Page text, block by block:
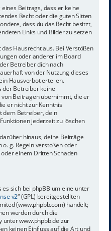
Beitrags, dass er keine
Recht oder die guten Sitten
dass du das Recht besitzt,
Links und Bilder zu setzen
Hausrecht aus. Bei Verstößen
oder anderer im Board
Betreiber dich nach
von der Nutzung dieses
Hausverbot erteilen.
der Betreiber keine
Beiträgen übernimmt, die er
er nicht zur Kenntnis
dem Betreiber, dein
jederzeit zu löschen
hinaus, deine Beiträge
g. Regeln verstoßen oder
einem Dritten Schaden
sich bei phpBB um eine unter
v2“ (GPL) bereitgestellten
(www.phpbb.com) handelt;
werden durch die
unter www.phpbb.de zur
keinen Einfluss auf die Art und